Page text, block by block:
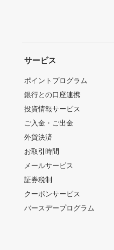
サービス
ポイントプログラム
銀行との口座連携
投資情報サービス
ご入金・ご出金
外貨決済
お取引時間
メールサービス
証券税制
クーポンサービス
バースデープログラム